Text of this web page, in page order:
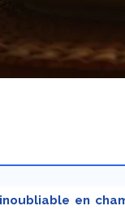
en